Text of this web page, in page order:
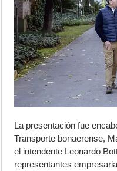
La presentación fue
Transporte bonaerense,
el intendente Leonardo
representantes